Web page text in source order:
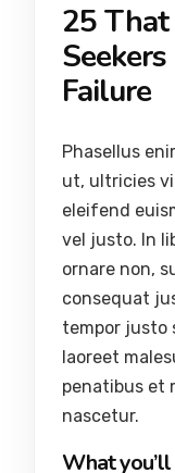
25 That
Failure
Phasellus
ut, ultricies
eleifend
vel justo. In
ornare non,
consequat
tempor justo
laoreet
penatibus et
nascetur.
What